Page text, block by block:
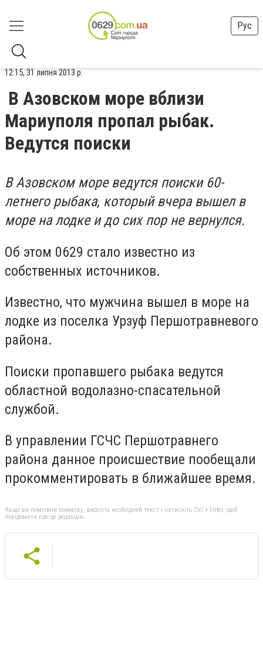
Рус
12:15, 31 липня 2013 р.
В Азовском море вблизи
Мариуполя пропал рыбак.
Ведутся поиски
В Азовском море ведутся поиски 60-
летнего рыбака, который вчера вышел в
море на лодке и до сих пор не вернулся.
Об этом 0629 стало известно из
собственных источников.
Известно, что мужчина вышел в море на
лодке из поселка Урзуф Першотравневого
района.
Поиски пропавшего рыбака ведутся
областной водолазно-спасательной
службой.
В управлении ГСЧС Першотравнего
района данное происшествие пообещали
прокомментировать в ближайшее время.
Якщо ви помітили помилку, виділіть необхідний текст і натисніть Ctrl + Enter, щоб
повідомити про це редакцію